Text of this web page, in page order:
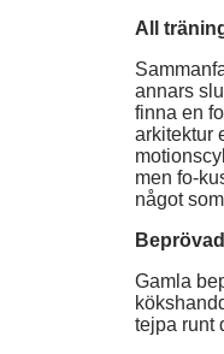
All
annars
finna en
arkitektur
men fo-
något
Gamla
tejpa runt